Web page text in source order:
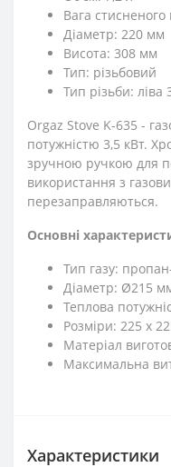
Вага стисненого
Діаметр: 220 мм
Висота: 308 мм
Тип: різьбовий
Тип різьби: ліва
Orgaz Stove K-635 -
потужністю 3,5 кВт.
зручною ручкою для
використання з
перезаправляються.
Основні
Тип газу:
Діаметр: Ø215
Теплова
Розміри: 225 x
Матеріал
Максимальна
Характеристики